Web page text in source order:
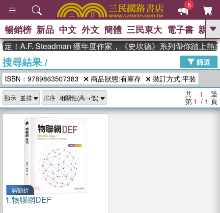
5
GO
The Odyssey 、
父親節 、 花開錦繡 、 暑期推薦 、
方念華 、 台灣的李登輝時代 、 數學
女孩：黎曼猜想 、 偉大的迷走神經
、 臺灣漫遊錄
暢銷榜 新品 中文 外文 簡體 三民東大 電子書 親子
！A.F. Steadman 獲年度作家，《史坎德》系列帶你踏上熱
搜尋結果/
篩選
ISBN：9789863507383
商品狀態:有庫存 裝訂方式:平裝
顯示 排序 共 1 筆
第 1 / 1 頁
滿額折
1.物聯網DEF